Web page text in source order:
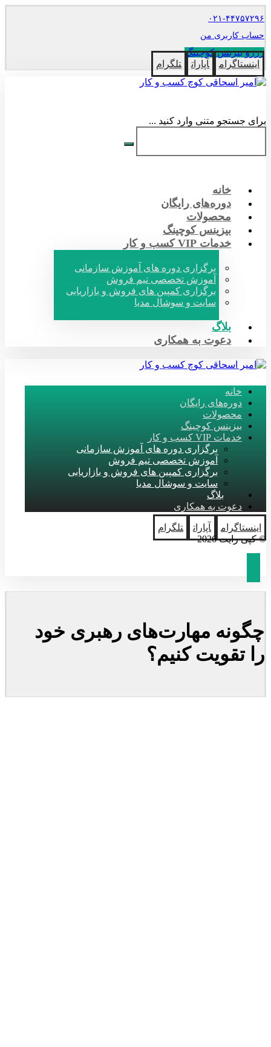
۰۲۱-۴۴۷۵۷۲۹۶
حساب کاربری من
رزرو بیزنس کوچینگ
اینستاگرام
آپارات تلگرام
برای جستجو متنی وارد کنید ...
خانه
دوره‌های رایگان
محصولات
بیزینس کوچینگ
خدمات VIP کسب و کار
برگزاری دوره های آموزش سازمانی
آموزش تخصصی تیم فروش
برگزاری کمپین های فروش و بازاریابی
سایت و سوشال مدیا
بلاگ
دعوت به همکاری
خانه
دوره‌های رایگان
محصولات
بیزینس کوچینگ
خدمات VIP کسب و کار
برگزاری دوره های آموزش سازمانی
آموزش تخصصی تیم فروش
برگزاری کمپین های فروش و بازاریابی
سایت و سوشال مدیا
بلاگ
دعوت به همکاری
اینستاگرام آپارات
تلگرام
© کپی رایت 2026
چگونه مهارت‌های رهبری خود
را تقویت کنیم؟